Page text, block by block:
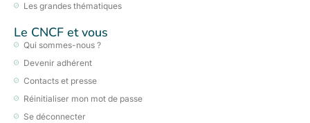
Les grandes thématiques
Le CNCF et vous
Qui sommes-nous ?
Devenir adhérent
Contacts et presse
Réinitialiser mon mot de passe
Se déconnecter